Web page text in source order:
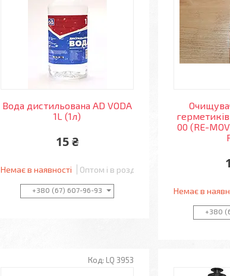
Вода дистильована AD VODA
1L (1л)
15 ₴
Немає в наявності Оптом і в роздріб
+380 (67) 607-96-93
00 (RE-
Немає в
+380
LQ 3953